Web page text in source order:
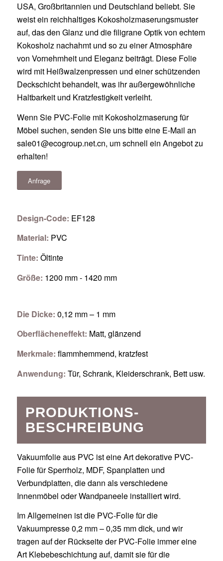
USA, Großbritannien und Deutschland beliebt. Sie
weist ein reichhaltiges Kokosholzmaserungsmuster
auf, das den Glanz und die filigrane Optik von echtem
Kokosholz nachahmt und so zu einer Atmosphäre
von Vornehmheit und Eleganz beiträgt. Diese Folie
wird mit Heißwalzenpressen und einer schützenden
Deckschicht behandelt, was ihr außergewöhnliche
Haltbarkeit und Kratzfestigkeit verleiht.
Wenn Sie PVC-Folie mit Kokosholzmaserung für
Möbel suchen, senden Sie uns bitte eine E-Mail an
sale01@ecogroup.net.cn, um schnell ein Angebot zu
erhalten!
Anfrage
Design-Code: EF128
Material: PVC
Tinte: Öltinte
Größe: 1200 mm - 1420 mm
Die Dicke: 0,12 mm – 1 mm
Oberflächeneffekt: Matt, glänzend
Merkmale: flammhemmend, kratzfest
Anwendung: Tür, Schrank, Kleiderschrank, Bett usw.
PRODUKTIONS-
BESCHREIBUNG
Vakuumfolie aus PVC ist eine Art dekorative PVC-
Folie für Sperrholz, MDF, Spanplatten und
Verbundplatten, die dann als verschiedene
Innenmöbel oder Wandpaneele installiert wird.
Im Allgemeinen ist die PVC-Folie für die
Vakuumpresse 0,2 mm – 0,35 mm dick, und wir
tragen auf der Rückseite der PVC-Folie immer eine
Art Klebebeschichtung auf, damit sie für die